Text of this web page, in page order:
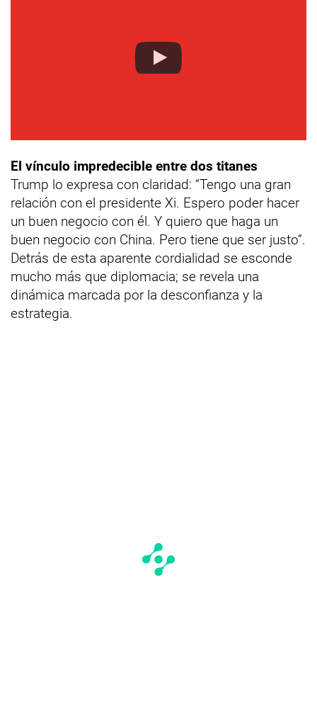
El vínculo impredecible entre dos titanes
Trump lo expresa con claridad: “Tengo una gran
relación con el presidente Xi. Espero poder hacer
un buen negocio con él. Y quiero que haga un
buen negocio con China. Pero tiene que ser justo”.
Detrás de esta aparente cordialidad se esconde
mucho más que diplomacia; se revela una
dinámica marcada por la desconfianza y la
estrategia.